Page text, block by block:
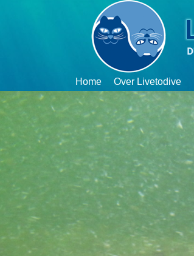
Home Over Livetodive